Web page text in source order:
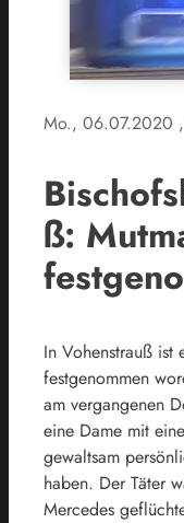
Mo., 06.07.2020
ß:
In Vohenstrauß ist
festgenommen
am vergangenen
eine Dame mit
gewaltsam
haben. Der Täter
Mercedes